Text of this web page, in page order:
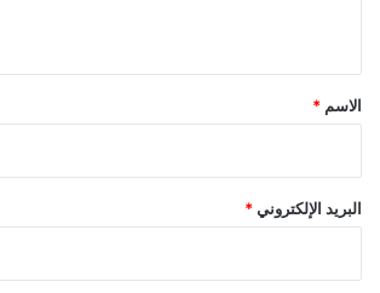
*
الاسم *
البريد الإلكتروني *